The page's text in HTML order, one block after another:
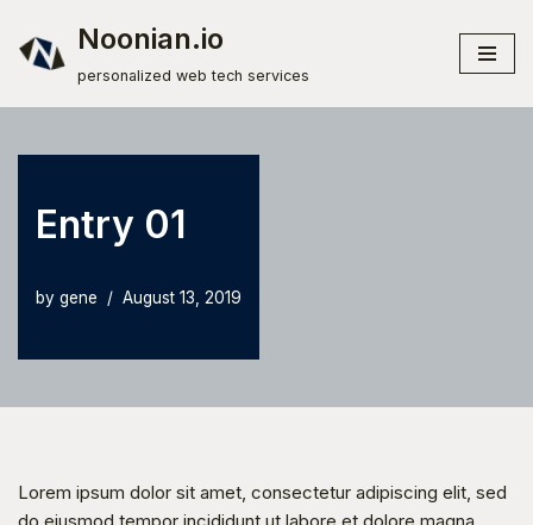
Skip
Noonian.io
personalized web tech services
Entry 01
by gene August 13, 2019
Lorem ipsum dolor sit amet, consectetur adipiscing elit, sed